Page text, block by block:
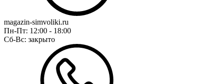
magazin-simvoliki.ru
Пн-Пт: 12:00 - 18:00
Сб-Вс: закрыто